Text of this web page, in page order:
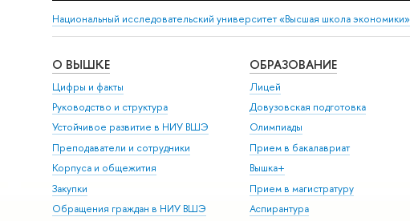
Национальный исследовательский университет «Высшая школа экономики»
О ВЫШКЕ
Цифры и факты
Руководство и структура
Устойчивое развитие в НИУ ВШЭ
Преподаватели и сотрудники
Корпуса и общежития
Закупки
Обращения граждан в НИУ ВШЭ
ОБРАЗОВАНИЕ
Лицей
Довузовская подготовка
Олимпиады
Прием в бакалавриат
Вышка+
Прием в магистратуру
Аспирантура